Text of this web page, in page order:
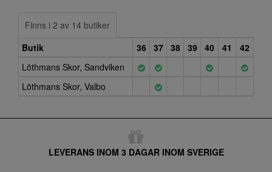
Finns i 2 av 14 butiker
Butik
36 37 38 39 40 41
42
Löthmans Skor, Sandviken
Löthmans Skor, Valbo
LEVERANS INOM 3 DAGAR INOM SVERIGE